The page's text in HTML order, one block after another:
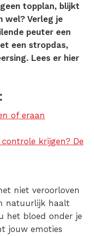
topplan, blijkt
wel? Verleg je
peuter een
een stropdas,
Lees er hier
of eraan
krijgen? De
niet veroorloven
natuurlijk haalt
het bloed onder je
jouw emoties